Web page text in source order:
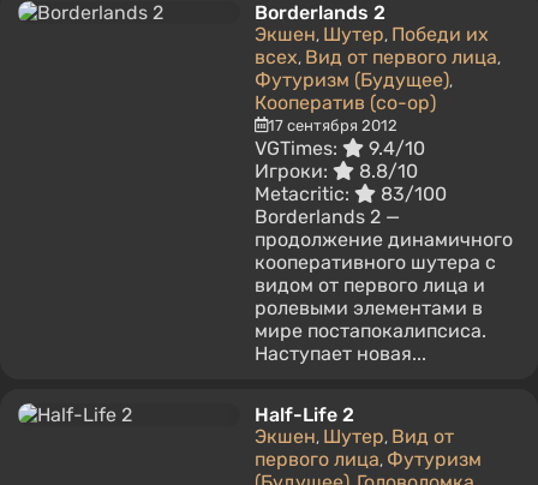
Borderlands 2
Экшен, Шутер, Победи их
всех, Вид от первого лица,
Футуризм (Будущее),
Кооператив (co-op)
17 сентября 2012
VGTimes:
9.4/10
Игроки:
8.8/10
Metacritic:
83/100
Borderlands 2 —
продолжение динамичного
кооперативного шутера с
видом от первого лица и
ролевыми элементами в
мире постапокалипсиса.
Наступает новая...
Half-Life 2
Экшен, Шутер, Вид от
первого лица, Футуризм